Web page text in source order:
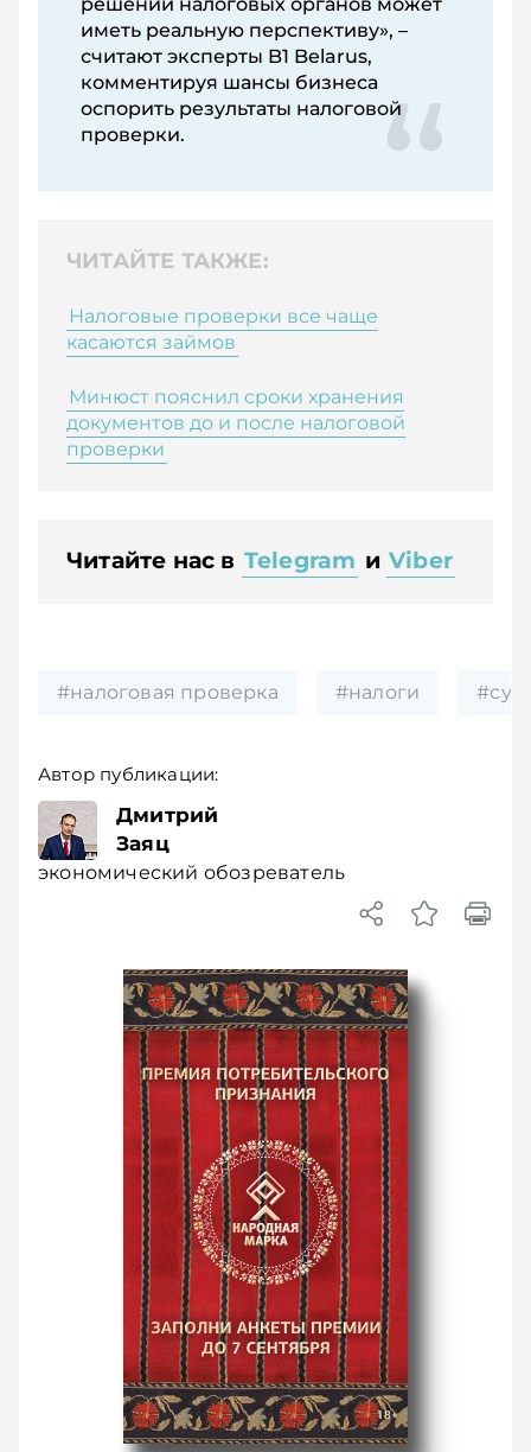
иметь реальную перспективу», –
считают эксперты B1 Belarus,
комментируя шансы бизнеса
оспорить результаты налоговой
проверки.
ЧИТАЙТЕ ТАКЖЕ:
Налоговые проверки все чаще
касаются займов
Минюст пояснил сроки хранения
документов до и после налоговой
проверки
Читайте нас в Telegram и Viber
#налоговая проверка #налоги
Автор публикации:
Дмитрий
Заяц
экономический обозреватель